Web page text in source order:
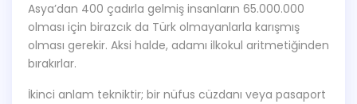
Asya’dan 400 çadırla gelmiş insanların 65.000.000
olması için birazcık da Türk olmayanlarla karışmış
olması gerekir. Aksi halde, adamı ilkokul aritmetiğinden
bırakırlar.
İkinci anlam tekniktir; bir nüfus cüzdanı veya pasaport